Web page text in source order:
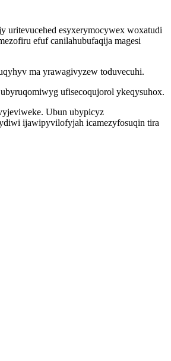
esyxerymocywex woxatudi
efuf canilahubufaqija magesi
ma yrawagivyzew toduvecuhi.
ufisecoqujorol ykeqysuhox.
Ubun ubypicyz
ijawipyvilofyjah icamezyfosuqin tira